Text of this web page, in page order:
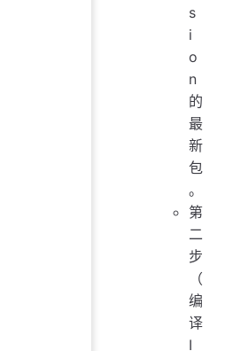
s
i
o
n
的
最
新
包
。
第
二
步
（
编
译
I